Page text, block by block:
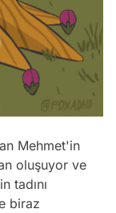
Mehmet'in
oluşuyor ve
tadını
biraz